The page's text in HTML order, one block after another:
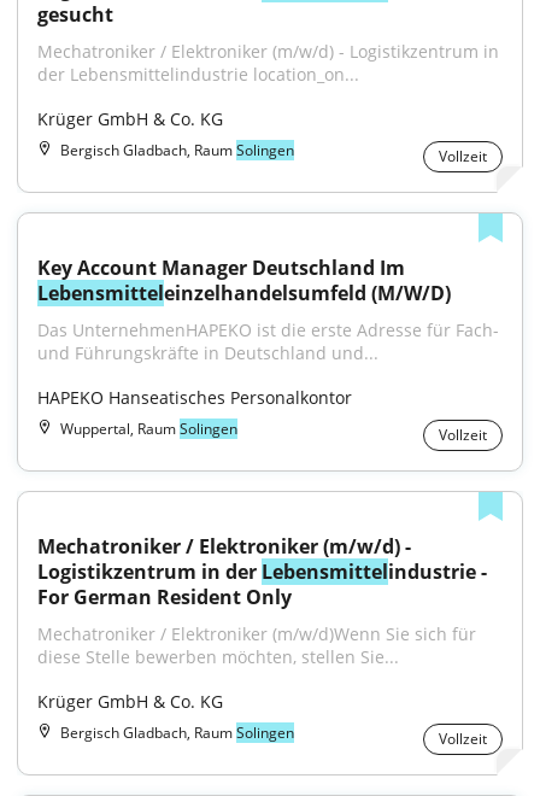
gesucht
Mechatroniker / Elektroniker (m/w/d) - Logistikzentrum in
der Lebensmittelindustrie location_on...
Krüger GmbH & Co. KG
Bergisch Gladbach, RaumSolingen Vollzeit
Lebensmitteleinzelhandelsumfeld (M/W/D)
Das UnternehmenHAPEKO ist die erste Adresse für Fach-
und Führungskräfte in Deutschland und...
HAPEKO Hanseatisches Personalkontor
Wuppertal, RaumSolingen Vollzeit
Mechatroniker / Elektroniker (m/w/d) -
Logistikzentrum in der Lebensmittelindustrie -
For German Resident Only
Mechatroniker / Elektroniker (m/w/d)Wenn Sie sich für
diese Stelle bewerben möchten, stellen Sie...
Krüger GmbH & Co. KG
Bergisch Gladbach, RaumSolingen Vollzeit